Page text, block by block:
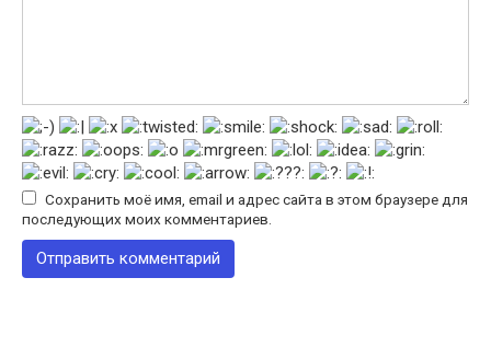
Сохранить моё имя, email и адрес сайта в этом браузере для
последующих моих комментариев.